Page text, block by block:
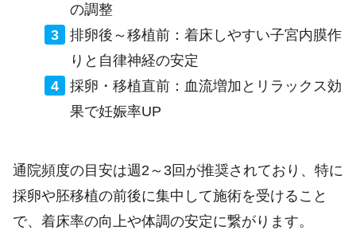
の調整
排卵後～移植前：着床しやすい子宮内膜作
りと自律神経の安定
採卵・移植直前：血流増加とリラックス効
果で妊娠率UP
通院頻度の目安は週2～3回が推奨されており、特に
採卵や胚移植の前後に集中して施術を受けること
で、着床率の向上や体調の安定に繋がります。